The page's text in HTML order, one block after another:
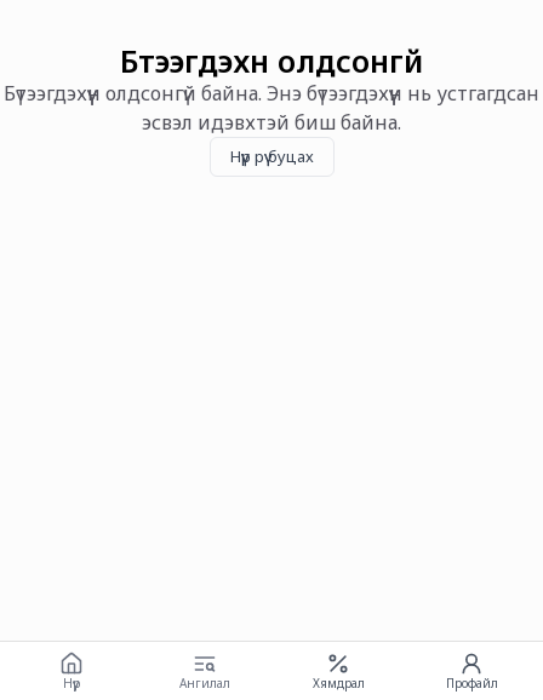
Бүтээгдэхүүн олдсонгүй
Бүтээгдэхүүн олдсонгүй байна. Энэ бүтээгдэхүүн нь устгагдсан
эсвэл идэвхтэй биш байна.
Нүүр рүү буцах
Нүүр Ангилал Хямдрал Профайл